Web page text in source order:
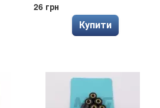
26 грн
Купити